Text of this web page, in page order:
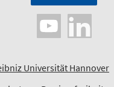
Universität Hannover